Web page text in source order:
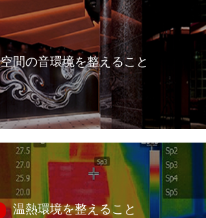
空間の音環境を整えること
温熱環境を整えること